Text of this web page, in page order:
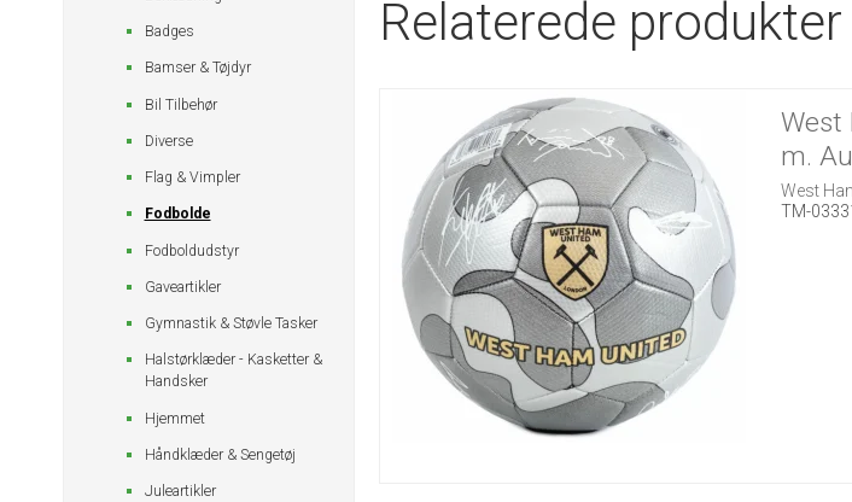
Badges
Bamser & Tøjdyr
Bil Tilbehør
Diverse
Flag & Vimpler
Fodbolde
Fodboldudstyr
Gaveartikler
Gymnastik & Støvle Tasker
Halstørklæder - Kasketter &
Handsker
Hjemmet
Håndklæder & Sengetøj
Juleartikler
Relaterede produkter
West
m.
West
TM-